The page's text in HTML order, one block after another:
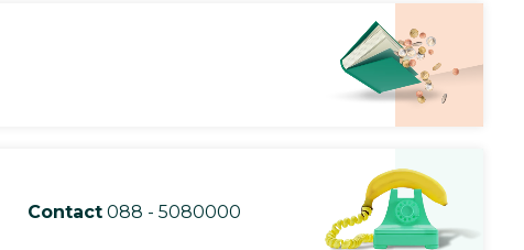
Contact 088 - 5080000